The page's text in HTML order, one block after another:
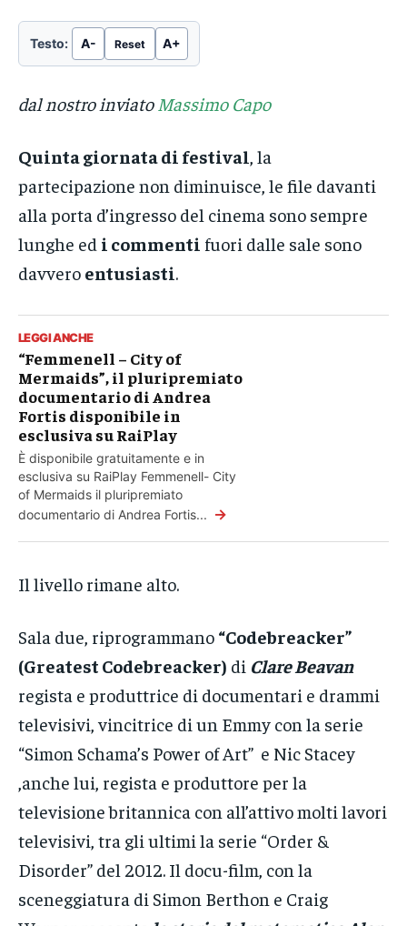
esclusiva su RaiPlay
È disponibile gratuitamente e in esclusiva su
RaiPlay Femmenell- City of Mermaids il
esclusiva su RaiPlay
È disponibile gratuitamente e in esclusiva su
RaiPlay Femmenell- City of Mermaids il
Testo: A- Reset A+
dal nostro inviato Massimo Capo
Quinta giornata di festival, la
partecipazione non diminuisce, le file davanti
alla porta d’ingresso del cinema sono sempre
lunghe ed i commenti fuori dalle sale sono
davvero entusiasti.
LEGGI ANCHE
“Femmenell – City of
Mermaids”, il pluripremiato
documentario di Andrea
Fortis disponibile in
esclusiva su RaiPlay
È disponibile gratuitamente e in
esclusiva su RaiPlay Femmenell- City
of Mermaids il pluripremiato
documentario di Andrea Fortis... →
Il livello rimane alto.
Sala due, riprogrammano “Codebreacker”
(Greatest Codebreacker) di Clare Beavan
regista e produttrice di documentari e drammi
televisivi, vincitrice di un Emmy con la serie
“Simon Schama’s Power of Art” e Nic Stacey
,anche lui, regista e produttore per la
televisione britannica con all’attivo molti lavori
televisivi, tra gli ultimi la serie “Order &
Disorder” del 2012. Il docu-film, con la
sceneggiatura di Simon Berthon e Craig